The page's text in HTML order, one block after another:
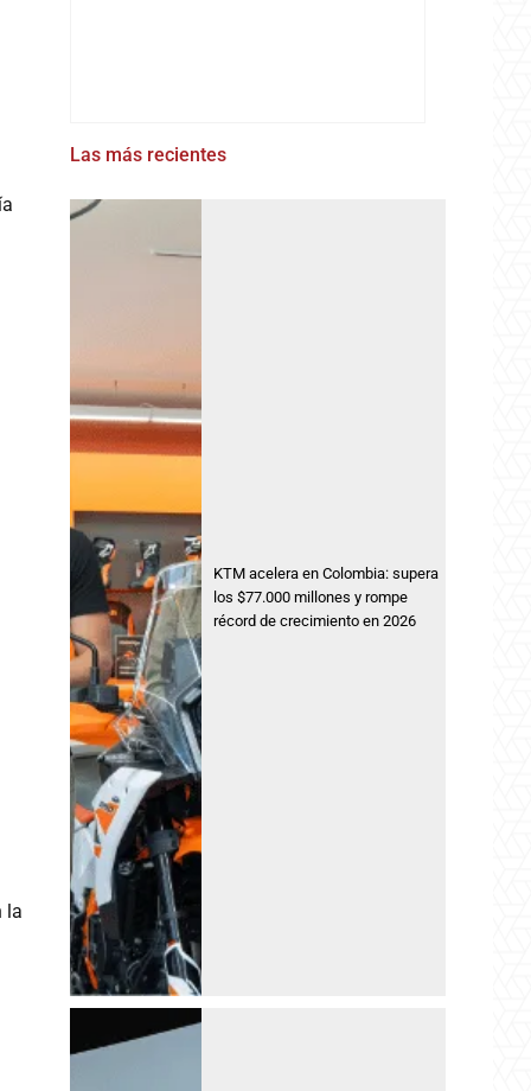
la
Las más recientes
KTM acelera en Colombia: supera
los $77.000 millones y rompe
récord de crecimiento en 2026